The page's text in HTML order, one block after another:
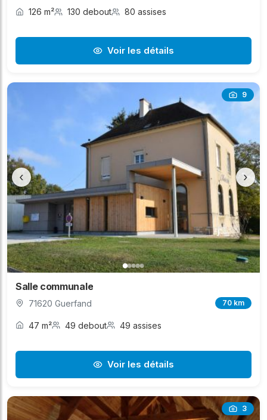
126 m² 130 debout 80 assises
Voir les détails
9
‹ ›
Salle communale
71620 Guerfand 70 km
47 m² 49 debout 49 assises
Voir les détails
3